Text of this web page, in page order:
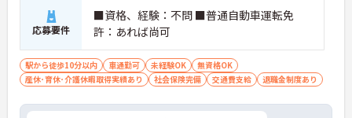
応募要件
■資格、経験：不問 ■普通自動車運転免
許：あれば尚可
駅から徒歩10分以内 車通勤可 未経験OK
無資格OK
産休･育休･介護休暇取得実績あり
社会保険完備 交通費支給 退職金制度あり